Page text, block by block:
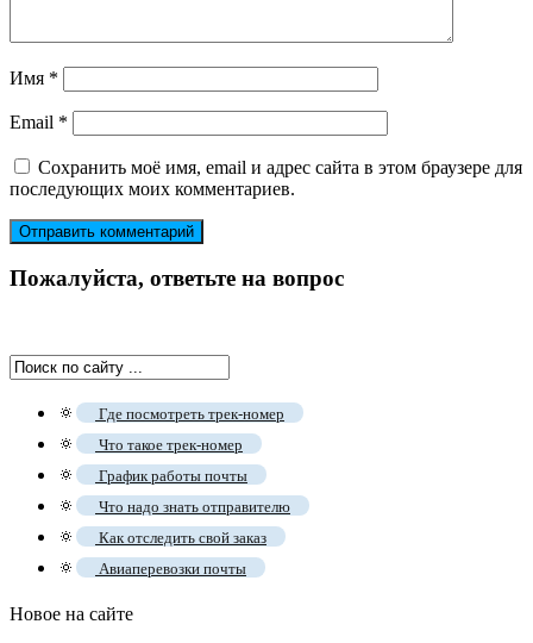
Имя *
Email *
Сохранить моё имя, email и адрес сайта в этом браузере для
последующих моих комментариев.
Пожалуйста, ответьте на вопрос
🔅 Где посмотреть трек-номер
🔅 Что такое трек-номер
🔅 График работы почты
🔅 Что надо знать отправителю
🔅 Как отследить свой заказ
🔅 Авиаперевозки почты
Новое на сайте